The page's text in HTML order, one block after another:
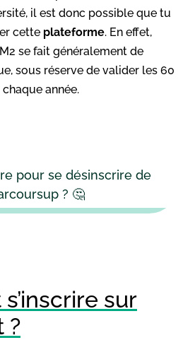
il est donc possible que tu
cette plateforme. En effet,
M2 se fait généralement de
sous réserve de valider les 60
année.
pour se désinscrire de
? 🤔
sur
?